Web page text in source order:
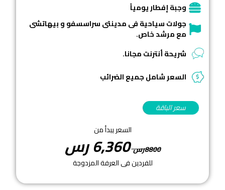
وجبة إفطار يومياً
جولات سياحية فى مدينتى سراسسفو و بيهاتشى
مع مرشد خاص.
شريحة أنترنت مجانا.
السعر شامل جميع الضرائب
سعر الباقة
السعر يبدأ من
8800رس
6,360رس
للفردين فى العرفة المزدوجة